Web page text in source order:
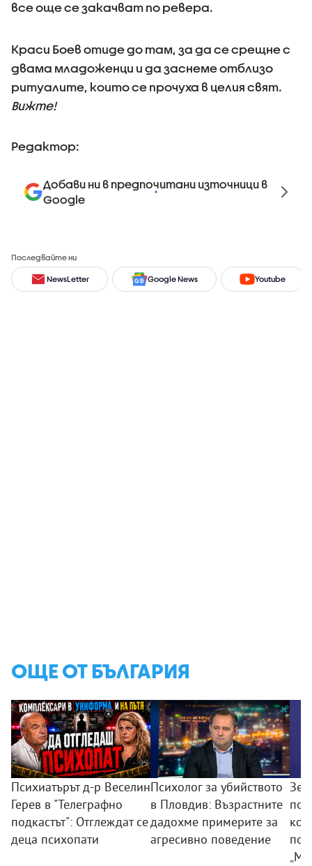
все още се закачват по ревера.
Краси Боев отиде до там, за да се срещне с
двама младоженци и да заснеме отблизо
ритуалите, които се прочуха в целия свят.
Вижте!
Редактор:
Добави ни в предпочитани източници в
Google
Последвайте ни
NewsLetter Google News Youtube
ОЩЕ ОТ БЪЛГАРИЯ
Психиатърът д-р Веселин
Герев в "Телеграфно
подкастът": Отглеждат се
деца психопати
Психолог за убийството
в Пловдив: Възрастните
дадохме примерите за
агресивно поведение